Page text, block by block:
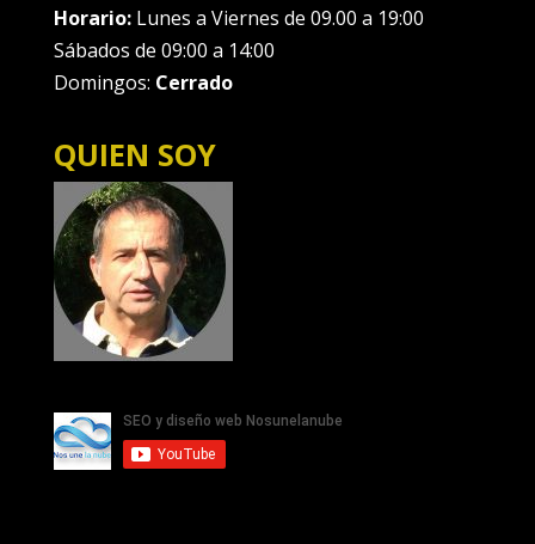
Horario:Lunes a Viernes de 09.00 a 19:00
Sábados de 09:00 a 14:00
Domingos: Cerrado
QUIEN SOY